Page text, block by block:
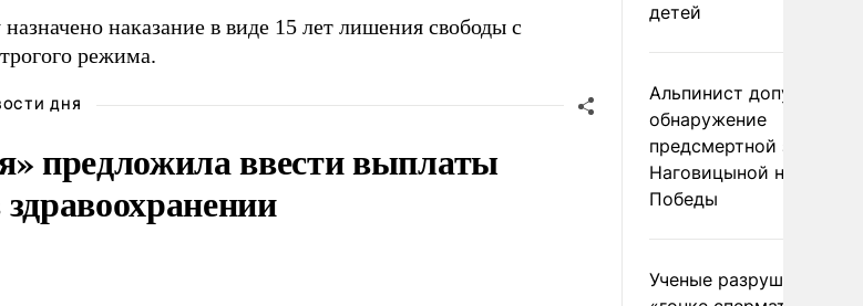
наказание в виде 15 лет лишения свободы с
режима.
ДНЯ
предложила ввести выплаты
детей
Альпинист допустил
обнаружение
предсмертной записки
Наговицыной на пике
Победы
Ученые разрушили миф